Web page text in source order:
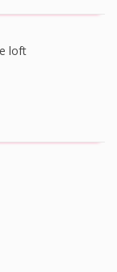
loft